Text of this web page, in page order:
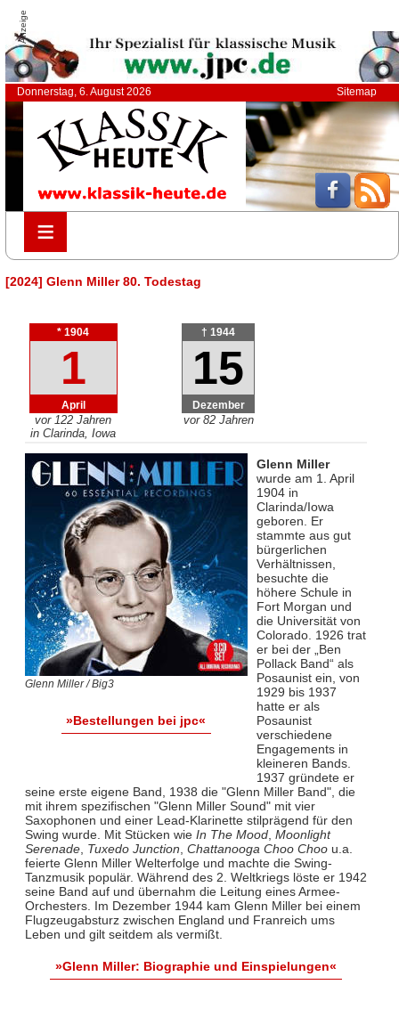
Anzeige
Donnerstag, 6. August 2026 Sitemap
≡
≡
[2024] Glenn Miller 80. Todestag
* 1904
1
April
vor 122 Jahren
in Clarinda, Iowa
† 1944
15
Dezember
vor 82 Jahren
Glenn Miller / Big3
»Bestellungen bei jpc«
Glenn Miller
wurde am 1. April
1904 in
Clarinda/Iowa
geboren. Er
stammte aus gut
bürgerlichen
Verhältnissen,
besuchte die
höhere Schule in
Fort Morgan und
die Universität von
Colorado. 1926 trat
er bei der „Ben
Pollack Band“ als
Posaunist ein, von
1929 bis 1937
hatte er als
Posaunist
verschiedene
Engagements in
kleineren Bands.
1937 gründete er
seine erste eigene Band, 1938 die "Glenn Miller Band", die
mit ihrem spezifischen "Glenn Miller Sound" mit vier
Saxophonen und einer Lead-Klarinette stilprägend für den
Swing wurde. Mit Stücken wie In The Mood, Moonlight
Serenade, Tuxedo Junction Chattanooga Choo Choou.a.
feierte Glenn Miller Welterfolge und machte die Swing-
Tanzmusik populär. Während des 2. Weltkriegs löste er 1942
seine Band auf und übernahm die Leitung eines Armee-
Orchesters. Im Dezember 1944 kam Glenn Miller bei einem
Flugzeugabsturz zwischen England und Franreich ums
Leben und gilt seitdem als vermißt.
»Glenn Miller: Biographie und Einspielungen«